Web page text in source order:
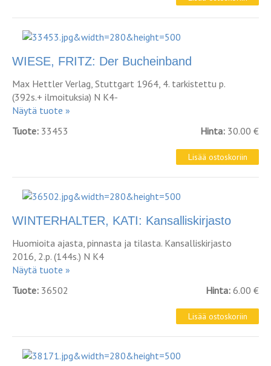
WIESE, FRITZ: Der Bucheinband
Max Hettler Verlag, Stuttgart 1964, 4. tarkistettu p.
(392s.+ ilmoituksia) N K4-
Näytä tuote »
Tuote: 33453 Hinta: 30.00 €
WINTERHALTER, KATI: Kansalliskirjasto
Huomioita ajasta, pinnasta ja tilasta. Kansalliskirjasto
2016, 2.p. (144s.) N K4
Näytä tuote »
Tuote: 36502 Hinta: 6.00 €